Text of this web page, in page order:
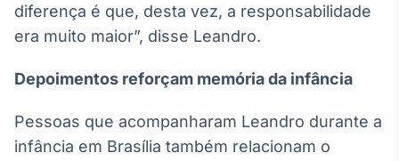
diferença é que, desta vez, a responsabilidade
era muito maior”, disse Leandro.
Depoimentos reforçam memória da infância
Pessoas que acompanharam Leandro durante a
infância em Brasília também relacionam o